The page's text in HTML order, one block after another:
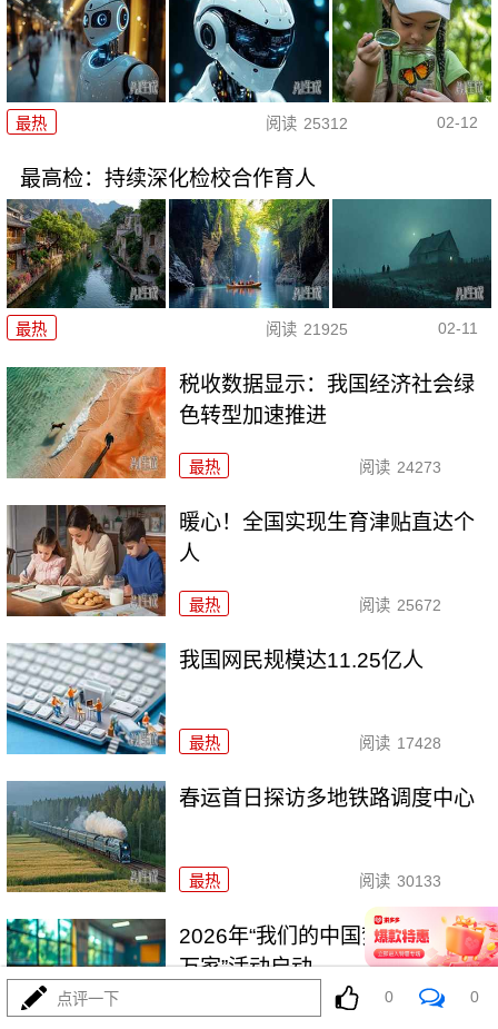
最热 阅读 25312 02-12
最高检：持续深化检校合作育人
最热 阅读 21925 02-11
税收数据显示：我国经济社会绿
色转型加速推进
最热 阅读 24273
暖心！全国实现生育津贴直达个
人
最热 阅读 25672
我国网民规模达11.25亿人
最热 阅读 17428
春运首日探访多地铁路调度中心
最热 阅读 30133
2026年“我们的中国梦——文化进
万家”活动启动
最热
点评一下 0 0